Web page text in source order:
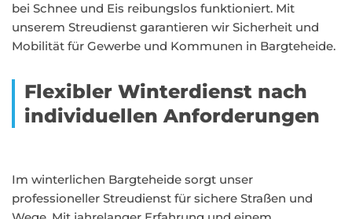
bei Schnee und Eis reibungslos funktioniert. Mit
unserem Streudienst garantieren wir Sicherheit und
Mobilität für Gewerbe und Kommunen in Bargteheide.
Flexibler Winterdienst nach
individuellen Anforderungen
Im winterlichen Bargteheide sorgt unser
professioneller Streudienst für sichere Straßen und